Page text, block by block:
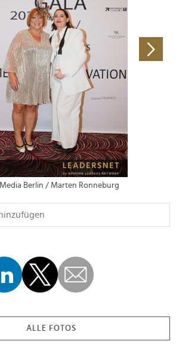
Berlin / Marten Ronneburg
ALLE FOTOS